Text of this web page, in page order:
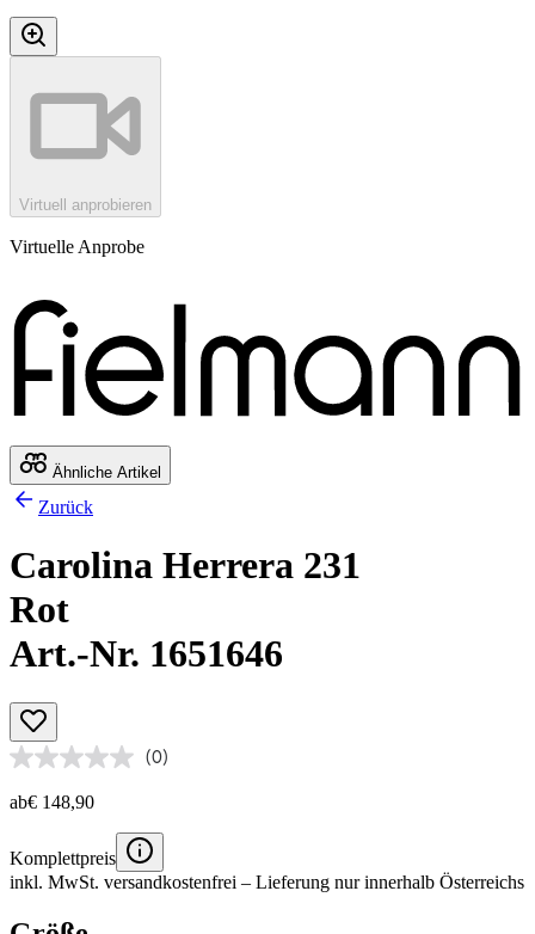
Virtuell anprobieren
Virtuelle Anprobe
Ähnliche Artikel
Zurück
Carolina Herrera 231
Rot
Art.-Nr. 1651646
(0)
ab€ 148,90
Komplettpreis
inkl. MwSt. versandkostenfrei – Lieferung nur innerhalb Österreichs